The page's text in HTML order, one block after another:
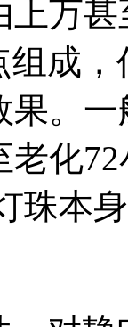
上万
组成，
果。
老化72
珠本